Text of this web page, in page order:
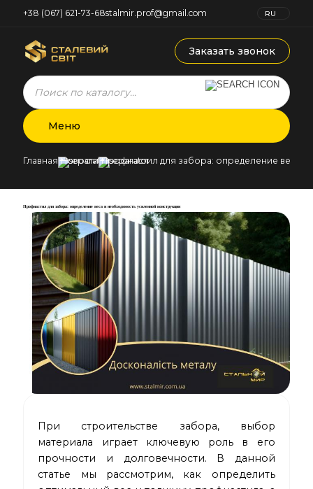
+38 (067) 621-73-68stalmir.prof@gmail.com
RU
Заказать звонок
Products
search
Меню
Главная Новости Профнастил для забора: определение веса и
Профнастил для забора: определение веса и необходимость усиленной конструкции
При строительстве забора, выбор
материала играет ключевую роль в его
прочности и долговечности. В данной
статье мы рассмотрим, как определить